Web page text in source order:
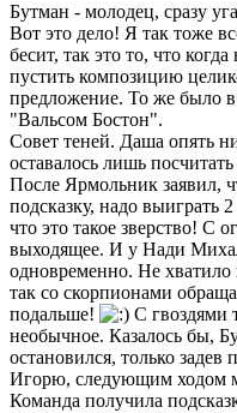
Бутман - молодец, сразу
Вот это дело! Я так тоже
бесит, так это то, что
пустить композицию
предложение. То же было
"Вальсом Бостон".
Совет теней. Даша опять
оставалось лишь
После Ярмольник заявил,
подсказку, надо выиграть
что это такое зверство! С
выходящее. И у Нади
одновременно. Не хватило
так со скорпионами
подальше!
С гвоздями
необычное. Казалось бы,
остановился, только
Игорю, следующим ходом
Команда получила